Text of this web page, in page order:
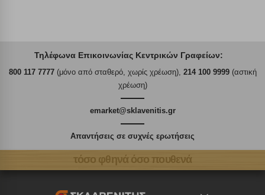
Τηλέφωνα Επικοινωνίας Κεντρικών Γραφείων:
800 117 7777(μόνο από σταθερό, χωρίς χρέωση), 214 100 9999(αστική
χρέωση)
emarket@sklavenitis.gr
Απαντήσεις σε συχνές ερωτήσεις
τόσο φθηνά όσο πουθενά